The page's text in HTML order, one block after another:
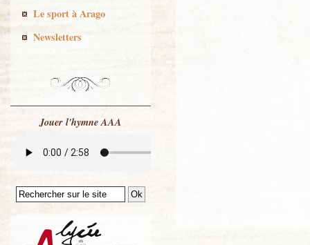
Le sport à Arago
Newsletters
Jouer l'hymne AAA